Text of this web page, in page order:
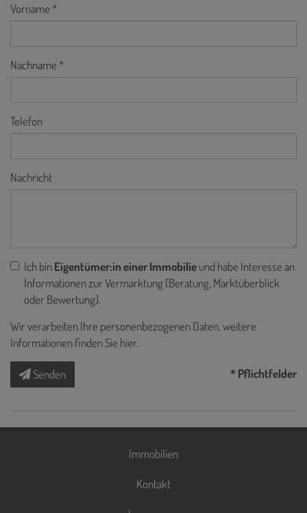
Vorname
Nachname
Telefon
Nachricht
Ich binEigentümer:in einer Immobilieund habe Interesse an
Informationen zur Vermarktung (Beratung, Marktüberblick
oder Bewertung).
Wir verarbeiten Ihre personenbezogenen Daten, weitere
Informationen finden Sie hier.
Senden * Pflichtfelder
Immobilien
Kontakt